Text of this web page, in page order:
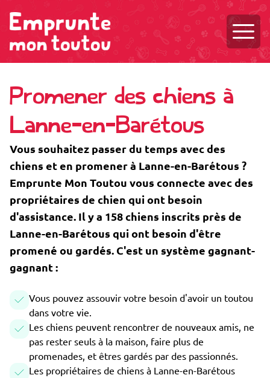
Promener des chiens à
Lanne-en-Barétous
Vous souhaitez passer du temps avec des
chiens et en promener à Lanne-en-Barétous ?
Emprunte Mon Toutou vous connecte avec des
propriétaires de chien qui ont besoin
d'assistance. Il y a 158 chiens inscrits près de
Lanne-en-Barétous qui ont besoin d'être
promené ou gardés. C'est un système gagnant-
gagnant :
Vous pouvez assouvir votre besoin d'avoir un toutou
dans votre vie.
Les chiens peuvent rencontrer de nouveaux amis, ne
pas rester seuls à la maison, faire plus de
promenades, et êtres gardés par des passionnés.
Les propriétaires de chiens à Lanne-en-Barétous